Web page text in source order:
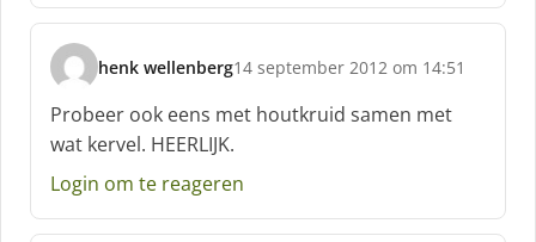
:
henk wellenberg
s
c
h
r
e
f
14 september 2012 om 14:51
Probeer ook eens met houtkruid samen met
wat kervel. HEERLIJK.
Login om te reageren